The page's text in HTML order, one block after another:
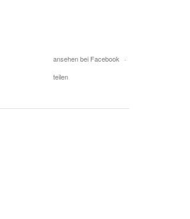
ansehen bei Facebook ·
teilen